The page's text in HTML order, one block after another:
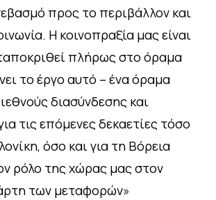
προς το περιβάλλον και
Η κοινοπραξία μας είναι
πλήρως στο όραμα
το έργο αυτό – ένα όραμα
διασύνδεσης και
τις επόμενες δεκαετίες τόσο
όσο και για τη Βόρεια
ρόλο της χώρας μας στον
των μεταφορών»